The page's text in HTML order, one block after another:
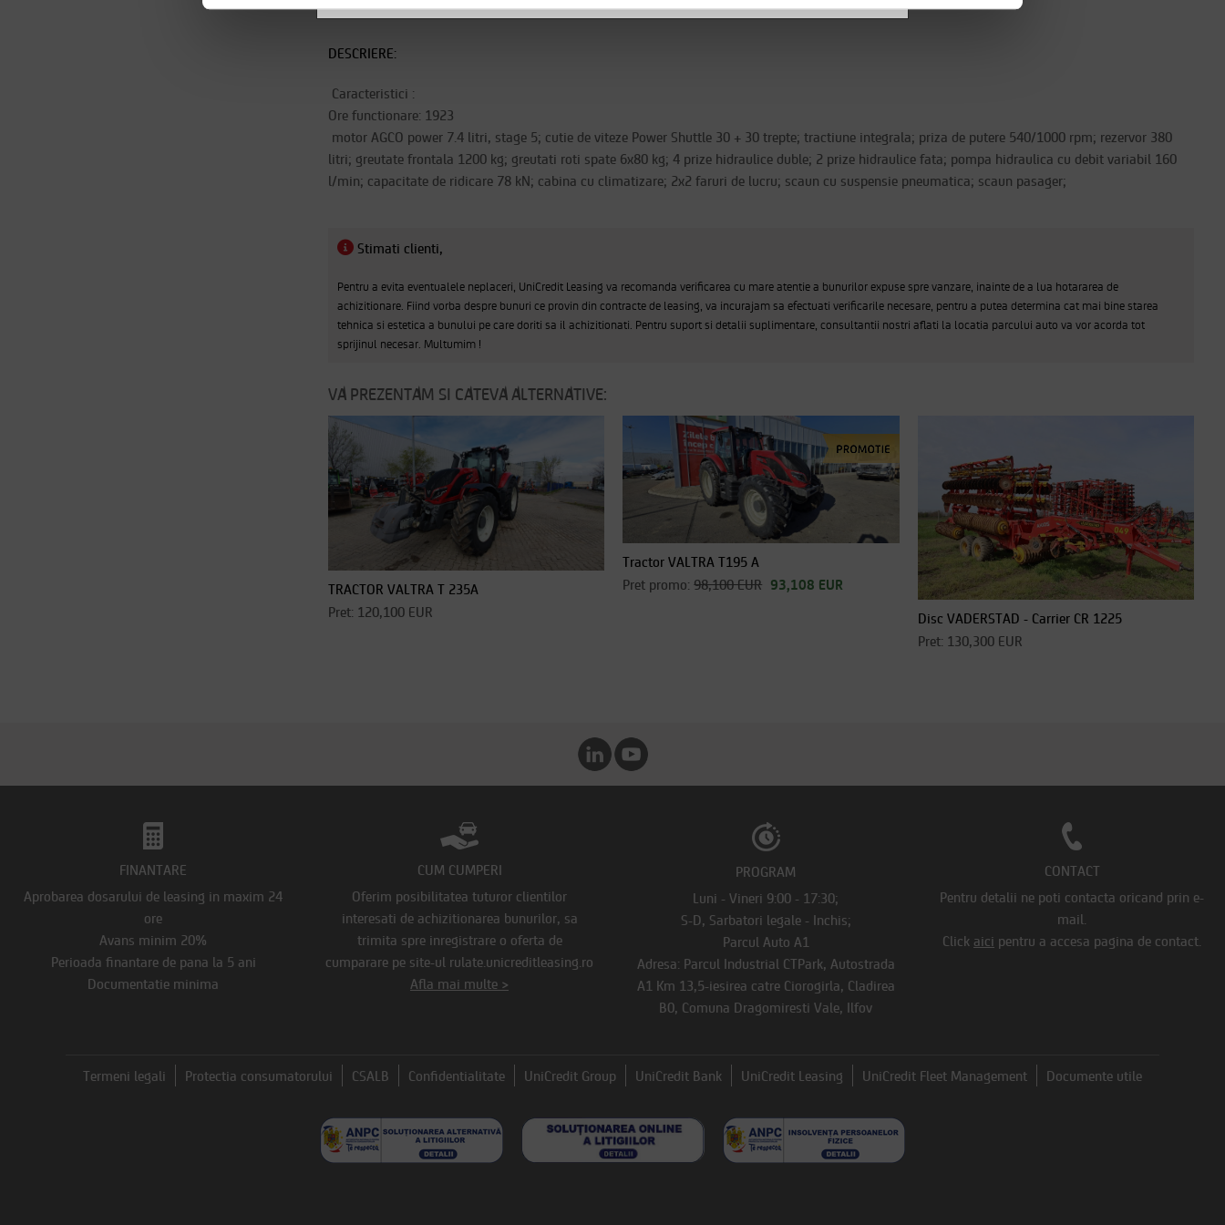
DESCRIERE:
Caracteristici :
Ore functionare: 1923
motor AGCO power 7.4 litri, stage 5; cutie de viteze Power Shuttle 30 + 30 trepte; tractiune integrala; priza de putere 540/1000 rpm; rezervor 380
litri; greutate frontala 1200 kg; greutati roti spate 6x80 kg; 4 prize hidraulice duble; 2 prize hidraulice fata; pompa hidraulica cu debit variabil 160
l/min; capacitate de ridicare 78 kN; cabina cu climatizare; 2x2 faruri de lucru; scaun cu suspensie pneumatica; scaun pasager;
Stimati clienti,
Pentru a evita eventualele neplaceri, UniCredit Leasing va recomanda verificarea cu mare atentie a bunurilor expuse spre vanzare, inainte de a lua hotararea de
achizitionare. Fiind vorba despre bunuri ce provin din contracte de leasing, va incurajam sa efectuati verificarile necesare, pentru a putea determina cat mai bine starea
tehnica si estetica a bunului pe care doriti sa il achizitionati. Pentru suport si detalii suplimentare, consultantii nostri aflati la locatia parcului auto va vor acorda tot
sprijinul necesar. Multumim !
VA PREZENTAM SI CATEVA ALTERNATIVE:
TRACTOR VALTRA T 235A
Pret: 120,100 EUR
Tractor VALTRA T195 A
Pret promo:98,100 EUR 93,108 EUR
Disc VADERSTAD - Carrier CR 1225
Pret: 130,300 EUR
FINANTARE
Aprobarea dosarului de leasing in maxim 24
ore
Avans minim 20%
Perioada finantare de pana la 5 ani
Documentatie minima
CUM CUMPERI
Oferim posibilitatea tuturor clientilor
interesati de achizitionarea bunurilor, sa
trimita spre inregistrare o oferta de
cumparare pe site-ul rulate.unicreditleasing.ro
Afla mai multe >
PROGRAM
Luni - Vineri 9:00 - 17:30;
S-D, Sarbatori legale - Inchis;
Parcul Auto A1
Adresa: Parcul Industrial CTPark, Autostrada
A1 Km 13,5-iesirea catre Ciorogirla, Cladirea
B0, Comuna Dragomiresti Vale, Ilfov
CONTACT
Pentru detalii ne poti contacta oricand prin e-
mail.
Click aici pentru a accesa pagina de contact.
Termeni legali Protectia consumatorului CSALB Confidentialitate UniCredit Group UniCredit Bank UniCredit Leasing UniCredit Fleet Management Documente utile